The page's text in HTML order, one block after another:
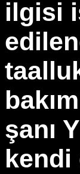
ilgisi
şanı
kendi